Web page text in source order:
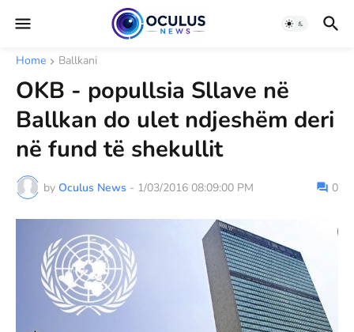
Home Ballkani
OKB - popullsia Sllave në
Ballkan do ulet ndjeshëm deri
në fund të shekullit
by Oculus News - 1/03/2016 08:09:00 PM 0